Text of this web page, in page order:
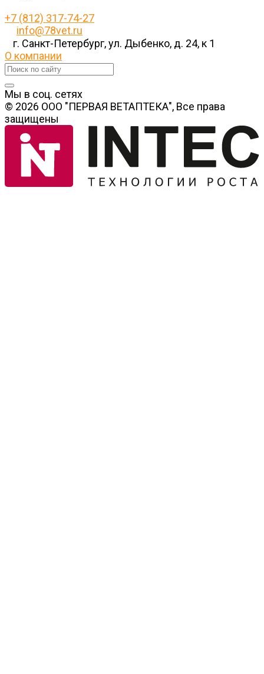
+7 (812) 317-74-27
info@78vet.ru
г. Санкт-Петербург, ул. Дыбенко, д. 24, к 1
О компании
Мы в соц. сетях
© 2026 ООО "ПЕРВАЯ ВЕТАПТЕКА", Все права
защищены